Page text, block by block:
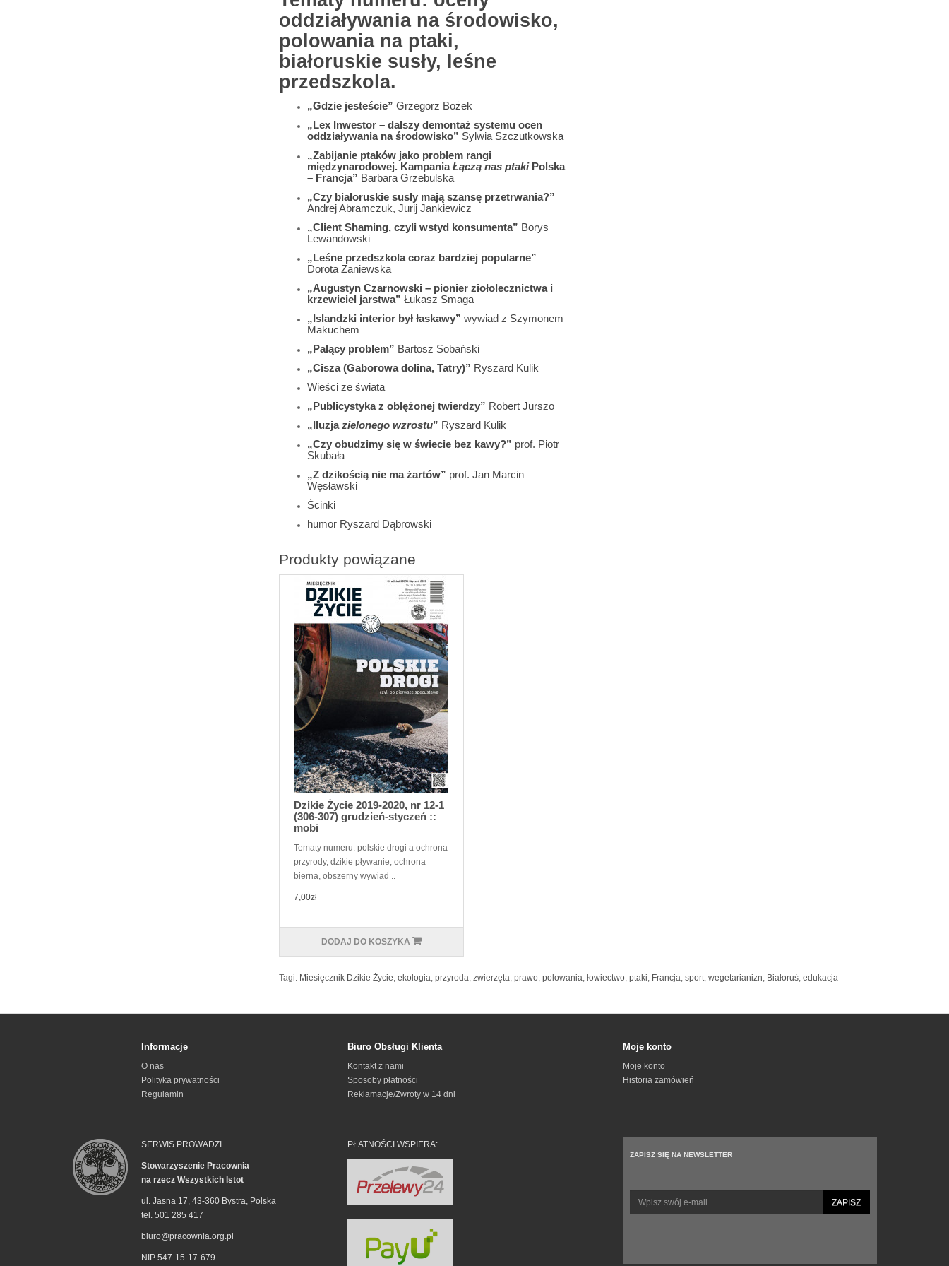
oddziaływania na środowisko,
polowania na ptaki,
białoruskie susły, leśne
przedszkola.
„Gdzie jesteście” Grzegorz Bożek
„Lex Inwestor – dalszy demontaż systemu ocen
oddziaływania na środowisko” Sylwia Szczutkowska
„Zabijanie ptaków jako problem rangi
międzynarodowej. KampaniaŁączą nas ptakiPolska
– Francja” Barbara Grzebulska
„Czy białoruskie susły mają szansę przetrwania?”
Andrej Abramczuk, Jurij Jankiewicz
„Client Shaming, czyli wstyd konsumenta” Borys
Lewandowski
„Leśne przedszkola coraz bardziej popularne”
Dorota Zaniewska
„Augustyn Czarnowski – pionier ziołolecznictwa i
krzewiciel jarstwa” Łukasz Smaga
„Islandzki interior był łaskawy” wywiad z Szymonem
Makuchem
„Palący problem” Bartosz Sobański
„Cisza (Gaborowa dolina, Tatry)” Ryszard Kulik
Wieści ze świata
„Publicystyka z oblężonej twierdzy” Robert Jurszo
„Iluzjazielonego wzrostu” Ryszard Kulik
„Czy obudzimy się w świecie bez kawy?” prof. Piotr
Skubała
„Z dzikością nie ma żartów” prof. Jan Marcin
Węsławski
Ścinki
humor Ryszard Dąbrowski
Produkty powiązane
Dzikie Życie 2019-2020, nr 12-1
(306-307) grudzień-styczeń ::
mobi
Tematy numeru: polskie drogi a ochrona
przyrody, dzikie pływanie, ochrona
bierna, obszerny wywiad ..
7,00zł
DODAJ DO KOSZYKA
Tagi: Miesięcznik Dzikie Życie, ekologia, przyroda, zwierzęta, prawo, polowania, łowiectwo, ptaki, Francja, sport, wegetarianizn, Białoruś, edukacja
Informacje
O nas
Polityka prywatności
Regulamin
Biuro Obsługi Klienta
Kontakt z nami
Sposoby płatności
Reklamacje/Zwroty w 14 dni
Moje konto
Moje konto
Historia zamówień
SERWIS PROWADZI
Stowarzyszenie Pracownia
na rzecz Wszystkich Istot
ul. Jasna 17, 43-360 Bystra, Polska
tel. 501 285 417
biuro@pracownia.org.pl
NIP 547-15-17-679
PŁATNOŚCI WSPIERA:
ZAPISZ SIĘ NA NEWSLETTER
ZAPISZ